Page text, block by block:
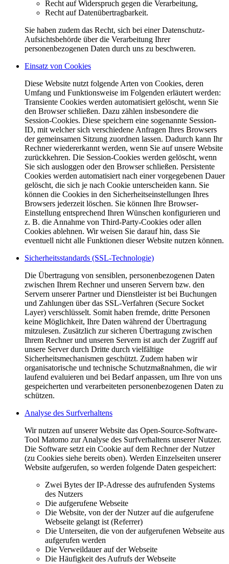
Recht auf Widerspruch gegen die Verarbeitung,
Recht auf Datenübertragbarkeit.
Sie haben zudem das Recht, sich bei einer Datenschutz-
Aufsichtsbehörde über die Verarbeitung Ihrer
personenbezogenen Daten durch uns zu beschweren.
Einsatz von Cookies
Diese Website nutzt folgende Arten von Cookies, deren
Umfang und Funktionsweise im Folgenden erläutert werden:
Transiente Cookies werden automatisiert gelöscht, wenn Sie
den Browser schließen. Dazu zählen insbesondere die
Session-Cookies. Diese speichern eine sogenannte Session-
ID, mit welcher sich verschiedene Anfragen Ihres Browsers
der gemeinsamen Sitzung zuordnen lassen. Dadurch kann Ihr
Rechner wiedererkannt werden, wenn Sie auf unsere Website
zurückkehren. Die Session-Cookies werden gelöscht, wenn
Sie sich ausloggen oder den Browser schließen. Persistente
Cookies werden automatisiert nach einer vorgegebenen Dauer
gelöscht, die sich je nach Cookie unterscheiden kann. Sie
können die Cookies in den Sicherheitseinstellungen Ihres
Browsers jederzeit löschen. Sie können Ihre Browser-
Einstellung entsprechend Ihren Wünschen konfigurieren und
z. B. die Annahme von Third-Party-Cookies oder allen
Cookies ablehnen. Wir weisen Sie darauf hin, dass Sie
eventuell nicht alle Funktionen dieser Website nutzen können.
Sicherheitsstandards (SSL-Technologie)
Die Übertragung von sensiblen, personenbezogenen Daten
zwischen Ihrem Rechner und unseren Servern bzw. den
Servern unserer Partner und Dienstleister ist bei Buchungen
und Zahlungen über das SSL-Verfahren (Secure Socket
Layer) verschlüsselt. Somit haben fremde, dritte Personen
keine Möglichkeit, Ihre Daten während der Übertragung
mitzulesen. Zusätzlich zur sicheren Übertragung zwischen
Ihrem Rechner und unseren Servern ist auch der Zugriff auf
unsere Server durch Dritte durch vielfältige
Sicherheitsmechanismen geschützt. Zudem haben wir
organisatorische und technische Schutzmaßnahmen, die wir
laufend evaluieren und bei Bedarf anpassen, um Ihre von uns
gespeicherten und verarbeiteten personenbezogenen Daten zu
schützen.
Analyse des Surfverhaltens
Wir nutzen auf unserer Website das Open-Source-Software-
Tool Matomo zur Analyse des Surfverhaltens unserer Nutzer.
Die Software setzt ein Cookie auf dem Rechner der Nutzer
(zu Cookies siehe bereits oben). Werden Einzelseiten unserer
Website aufgerufen, so werden folgende Daten gespeichert:
Zwei Bytes der IP-Adresse des aufrufenden Systems
des Nutzers
Die aufgerufene Webseite
Die Website, von der der Nutzer auf die aufgerufene
Webseite gelangt ist (Referrer)
Die Unterseiten, die von der aufgerufenen Webseite aus
aufgerufen werden
Die Verweildauer auf der Webseite
Die Häufigkeit des Aufrufs der Webseite